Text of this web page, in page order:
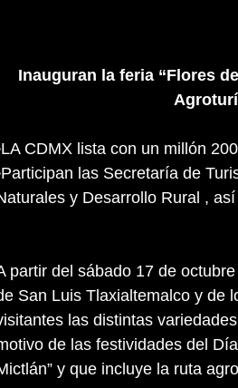
Inauguran la feria “Flores
CDMX lista con un millón
las Secretaría de
y Desarrollo Rural ,
partir del sábado 17 de
San Luis Tlaxialtemalco y de
las distintas
de las festividades del
y que incluye la ruta